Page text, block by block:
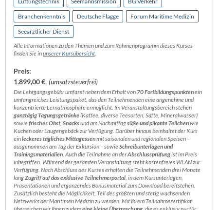
Branchenkenntnis Deutsche Flagge Forum Maritime Medizin
Seeärztlicher Dienst
Alle Informationen zu den Themen und zum Rahmenprogramm dieses Kurses
finden Sie inunserer Kursübersicht
Preis:
1.899,00 € (umsatzsteuerfrei)
Die Lehrgangsgebühr umfasst neben dem Erhalt von 70 Fortbildungspunktenein
umfangreiches Leistungspaket, das den Teilnehmenden eine angenehme und
konzentrierte Lernatmosphäre ermöglicht. Im Veranstaltungsbereich stehen
ganztägig Tagungsgetränke(Kaffee, diverse Teesorten, Säfte, Mineralwasser)
sowiefrisches Obst, Snacksund am Nachmittagsüße und pikante Teilchenwie
Kuchen oder Laugengebäck zur Verfügung. Darüber hinaus beinhaltet der Kurs
einleckeres tägliches Mittagessenmit saisonalen und regionalen Speisen –
ausgenommen am Tag der Exkursion – sowieSchreibunterlagen und
Trainingsmaterialien . Auch die Teilnahme an derAbschlussprüfungist im Preis
inbegriffen. Während der gesamten Veranstaltung steht kostenfreies WLAN zur
Verfügung. Nach Abschluss des Kurses erhalten die Teilnehmenden drei Monate
langZugriff auf das exklusive Teilnehmerportal , in dem Kursunterlagen,
Präsentationen und ergänzendes Bonusmaterial zum Download bereitstehen.
Zusätzlich besteht die Möglichkeit, Teil des größten und stetig wachsenden
Netzwerks der Maritimen Medizin zu werden. Mit Ihrem Teilnahmezertifikat